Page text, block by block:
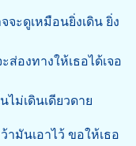
จะดูเหมือนยิ่งเดิน ยิ่ง
ส่องทางให้เธอได้เจอ
ไม่เดินเดียวดาย
ามันเอาไว้ ขอให้เธอ